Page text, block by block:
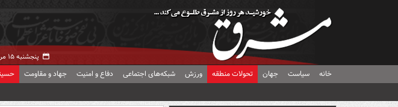
پنجشنبه ۱۵ مرداد ۱۴۰۵ -
خانه سیاست جهان تحولات منطقه ورزش شبکه‌های اجتماعی دفاع و امنیت جهاد و مقاومت